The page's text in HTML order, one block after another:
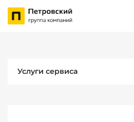
Услуги сервиса